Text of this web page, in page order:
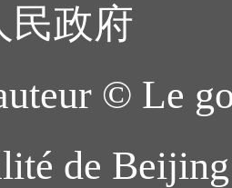
民政府
© Le
de